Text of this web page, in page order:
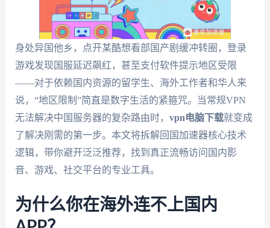
身处异国他乡，点开某酷想看部国产剧缓冲转圈，登录
游戏发现国服延迟飙红，甚至支付软件提示地区受限
——对于依赖国内资源的留学生、海外工作者和华人来
说，“地区限制”简直是数字生活的紧箍咒。当常规VPN
无法解决中国服务器的复杂路由时， vpn电脑下载就变成
了解决刚需的第一步。本文将拆解回国加速器核心技术
逻辑，带你避开泛泛推荐，找到真正流畅访问国内影
音、游戏、社交平台的专业工具。
为什么你在海外连不上国内